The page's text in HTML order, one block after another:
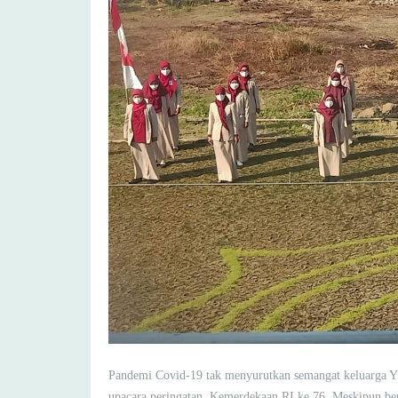
Pandemi Covid-19 tak menyurutkan semangat